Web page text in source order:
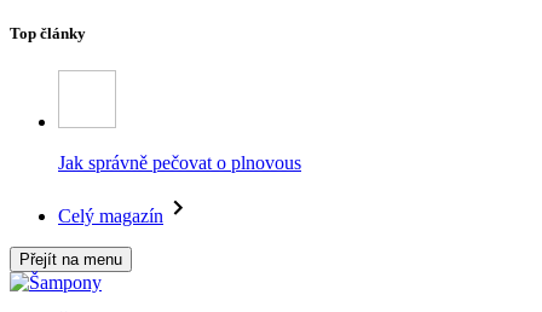
Top články
Jak správně pečovat o plnovous
Celý magazín
Přejít na menu